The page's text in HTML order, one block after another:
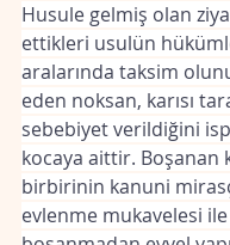
Husule gelmiş olan
ettikleri usulün
aralarında taksim
eden noksan, karısı
sebebiyet verildiğini
kocaya aittir. Boşanan
birbirinin kanuni
evlenme mukavelesi